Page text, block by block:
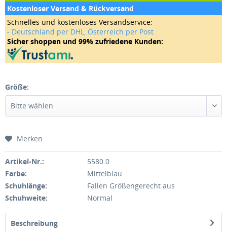
Kostenloser Versand & Rückversand
Schnelles und kostenloses Versandservice:
- Deutschland per DHL, Österreich per Post
Sicher shoppen und 99% zufriedene Kunden:
Größe:
Merken
Artikel-Nr.:
5580.0
Farbe:
Mittelblau
Schuhlänge:
Fallen Größengerecht aus
Schuhweite:
Normal
Beschreibung